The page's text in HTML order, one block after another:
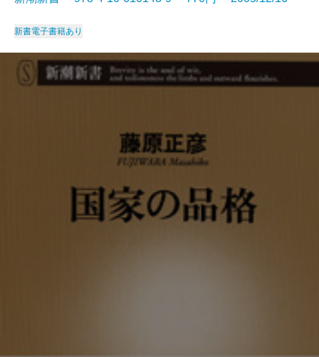
新書電子書籍あり